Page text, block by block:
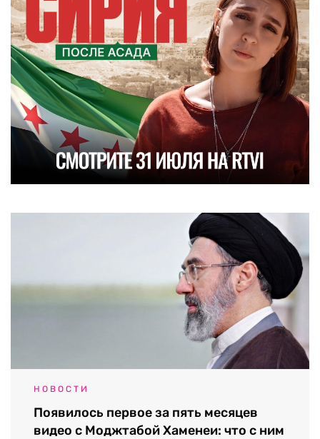
НОВОСТИ
Появилось первое за пять месяцев
видео с Моджтабой Хаменеи: что с ним